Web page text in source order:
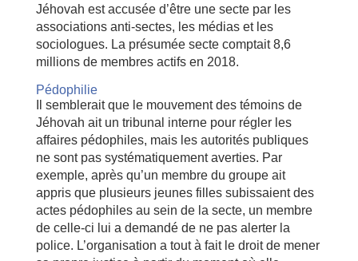
Jéhovah est accusée d’être une secte par les
associations anti-sectes, les médias et les
sociologues. La présumée secte comptait 8,6
millions de membres actifs en 2018.
Pédophilie
Il semblerait que le mouvement des témoins de
Jéhovah ait un tribunal interne pour régler les
affaires pédophiles, mais les autorités publiques
ne sont pas systématiquement averties. Par
exemple, après qu’un membre du groupe ait
appris que plusieurs jeunes filles subissaient des
actes pédophiles au sein de la secte, un membre
de celle-ci lui a demandé de ne pas alerter la
police. L’organisation a tout à fait le droit de mener